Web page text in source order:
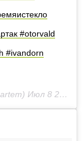
#otorvald
#ivandorn
Июл 8 2017 в 2:59 PDT